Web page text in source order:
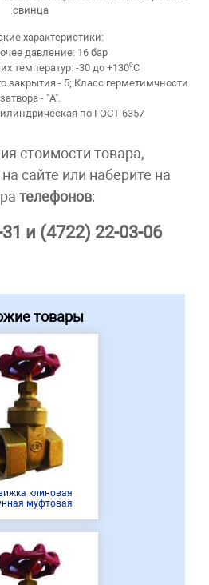
свинца
характеристики:
давление: 16 бар
температур: -30 до +130⁰C
закрытия - 5; Класс герметимчности
затвора - "A".
по ГОСТ 6357
стоимости товара,
сайте или наберите на
телефонов:
и (4722) 22-03-06
товары
клиновая
муфтовая